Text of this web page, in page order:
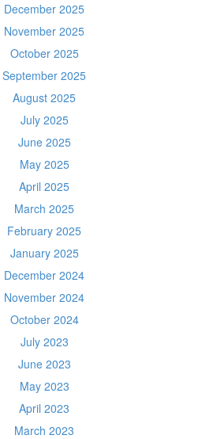
December 2025
November 2025
October 2025
September 2025
August 2025
July 2025
June 2025
May 2025
April 2025
March 2025
February 2025
January 2025
December 2024
November 2024
October 2024
July 2023
June 2023
May 2023
April 2023
March 2023